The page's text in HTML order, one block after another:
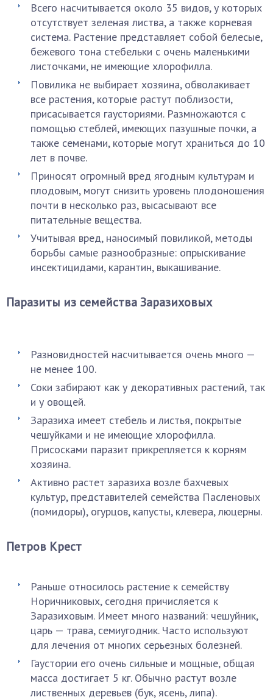
Всего насчитывается около 35 видов, у которых
отсутствует зеленая листва, а также корневая
система. Растение представляет собой белесые,
бежевого тона стебельки с очень маленькими
листочками, не имеющие хлорофилла.
Повилика не выбирает хозяина, обволакивает
все растения, которые растут поблизости,
присасывается гаусториями. Размножаются с
помощью стеблей, имеющих пазушные почки, а
также семенами, которые могут храниться до 10
лет в почве.
Приносят огромный вред ягодным культурам и
плодовым, могут снизить уровень плодоношения
почти в несколько раз, высасывают все
питательные вещества.
Учитывая вред, наносимый повиликой, методы
борьбы самые разнообразные: опрыскивание
инсектицидами, карантин, выкашивание.
Паразиты из семейства Заразиховых
Разновидностей насчитывается очень много —
не менее 100.
Соки забирают как у декоративных растений, так
и у овощей.
Заразиха имеет стебель и листья, покрытые
чешуйками и не имеющие хлорофилла.
Присосками паразит прикрепляется к корням
хозяина.
Активно растет заразиха возле бахчевых
культур, представителей семейства Пасленовых
(помидоры), огурцов, капусты, клевера, люцерны.
Петров Крест
Раньше относилось растение к семейству
Норичниковых, сегодня причисляется к
Заразиховым. Имеет много названий: чешуйник,
царь — трава, семиугодник. Часто используют
для лечения от многих серьезных болезней.
Гаустории его очень сильные и мощные, общая
масса достигает 5 кг. Обычно растут возле
лиственных деревьев (бук, ясень, липа).